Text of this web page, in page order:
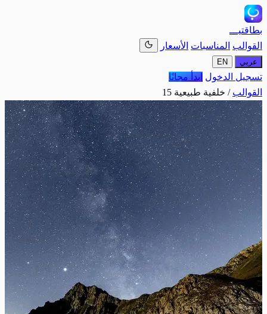
بطاقتيـــ
القوالب المناسبات الأسعار
عربي EN
تسجيل الدخول ابدأ مجانًا
القوالب / خلفية طبيعية 15